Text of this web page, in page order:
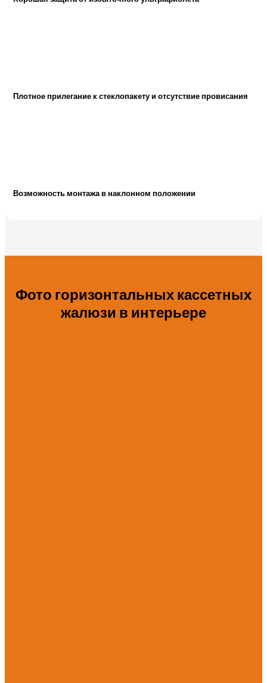
Плотное прилегание к стеклопакету и отсутствие провисания
Возможность монтажа в наклонном положении
Фото горизонтальных кассетных
жалюзи в интерьере